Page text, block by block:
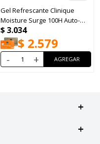
Gel Refrescante Clinique
Moisture Surge 100H Auto-
Replenishing Hydrator 50ml
$3.034
$ 2.579
- +